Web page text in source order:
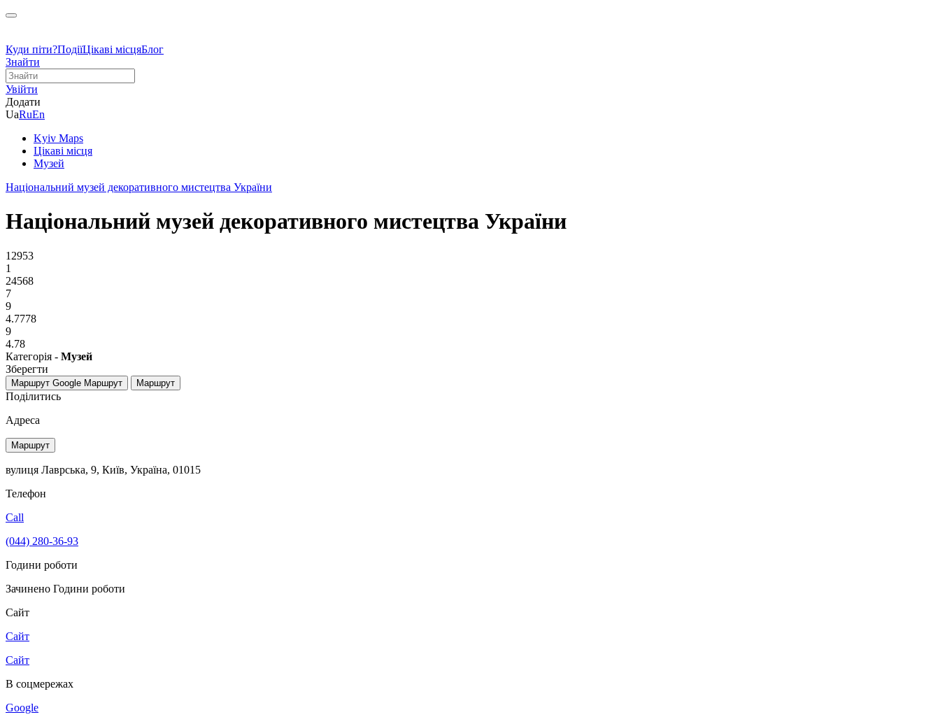
Куди піти?ПодіїЦікаві місцяБлог
Знайти
Увійти
Додати
UaRuEn
Kyiv Maps
Цікаві місця
Музей
Національний музей декоративного мистецтва України
Національний музей декоративного мистецтва України
12953
1
24568
7
9
4.7778
9
4.78
Категорія - Музей
Зберегти
Маршрут Google Маршрут Маршрут
Поділитись
Адреса
Маршрут
вулиця Лаврська, 9, Київ, Україна, 01015
Телефон
Call
(044) 280-36-93
Години роботи
Зачинено Години роботи
Сайт
Сайт
Сайт
В соцмережах
Google